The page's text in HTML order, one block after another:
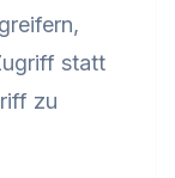
statt
zu